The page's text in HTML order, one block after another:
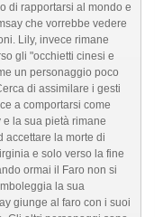
di rapportarsi al mondo e
che vorrebbe vedere
Lily, invece rimane
gli "occhietti cinesi e
un personaggio poco
di assimilare i gesti
a comportarsi come
la sua pietà rimane
accettare la morte di
e solo verso la fine
ormai il Faro non si
la sua
giunge al faro con i suoi